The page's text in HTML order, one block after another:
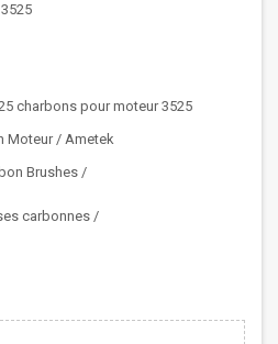
charbons pour moteur 3525
Moteur / Ametek
Brushes /
carbonnes /